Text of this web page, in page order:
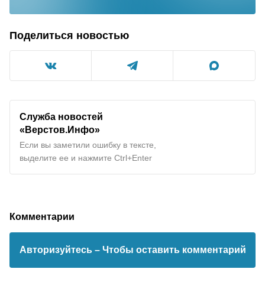
Поделиться новостью
Служба новостей
«Верстов.Инфо»
Если вы заметили ошибку в тексте,
выделите ее и нажмите Ctrl+Enter
Комментарии
Авторизуйтесь – Чтобы оставить комментарий